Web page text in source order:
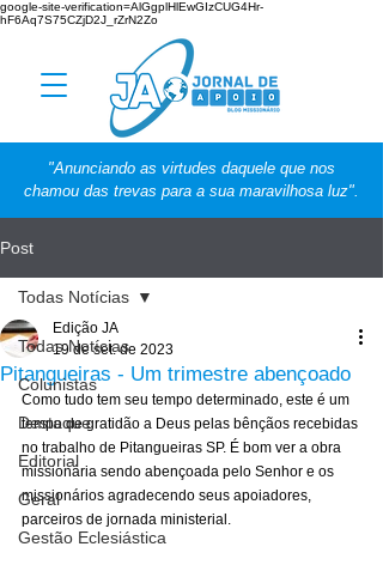
google-site-verification=AlGgplHlEwGIzCUG4Hr-
hF6Aq7S75CZjD2J_rZrN2Zo
"Anunciando as virtudes daquele que nos
chamou das trevas para a sua maravilhosa luz".
Post
Todas Notícias
Colunistas
Destaque
Editorial
Geral
Gestão Eclesiástica
Todas Notícias
Pitangueiras - Um trimestre abençoado
Edição JA
19 de set. de 2023
Como tudo tem seu tempo determinado, este é um
tempo de gratidão a Deus pelas bênçãos recebidas
no trabalho de Pitangueiras SP. É bom ver a obra
missionária sendo abençoada pelo Senhor e os
missionários agradecendo seus apoiadores,
parceiros de jornada ministerial.